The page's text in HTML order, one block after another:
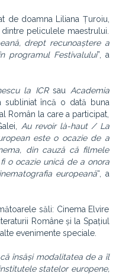
de doamna Liliana Țuroiu,
peliculele maestrului.
drept recunoaștere a
programul Festivalului”, a
la ICRsau Academia
subliniat încă o dată buna
Român la care a participat,
Au revoir là-haut / La
este o ocazie de a
din cauză că filmele
o ocazie unică de a onora
europeană“, a
săli: Cinema Elvire
Române și la Spațiul
evenimente speciale.
însăși modalitatea de a îl
statelor europene,